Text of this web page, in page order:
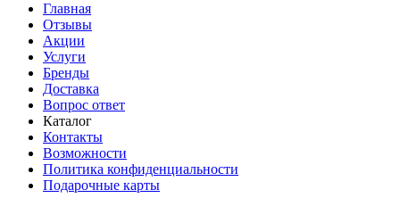
Главная
Отзывы
Акции
Услуги
Бренды
Доставка
Вопрос ответ
Каталог
Контакты
Возможности
Политика конфиденциальности
Подарочные карты